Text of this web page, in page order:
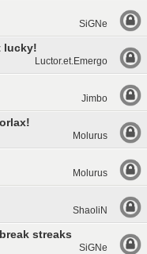
SiGNe
lucky!
Luctor.et.Emergo
Jimbo
Molurus
Molurus
ShaoliN
streaks
SiGNe